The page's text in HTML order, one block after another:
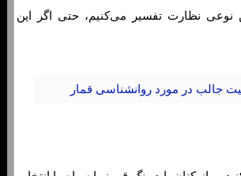
نوعی نظارت تفسیر می‌کنیم، حتی اگر این